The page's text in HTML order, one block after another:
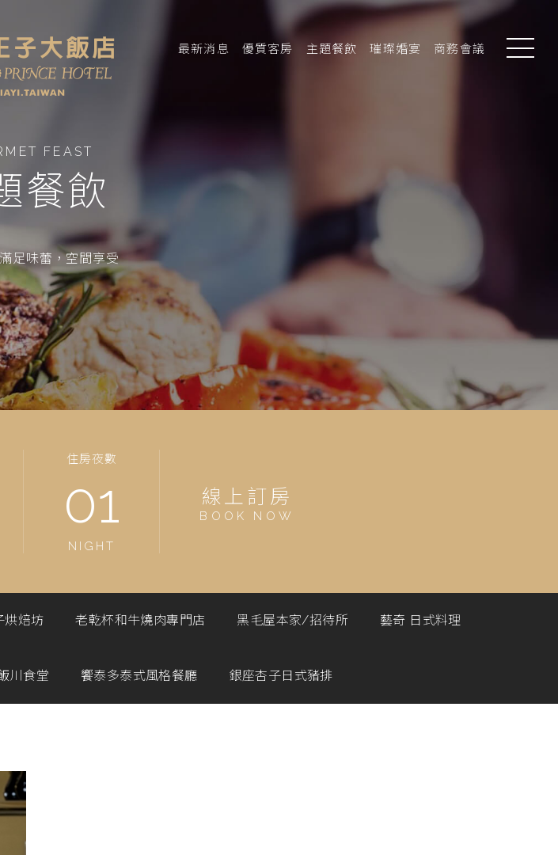
最新消息 優質客房 主題餐飲 璀璨婚宴 商務會議
FEAST
餐飲
足味蕾，空間享受
住房夜數
01
NIGHT
線上訂房
BOOK NOW
烘焙坊 老乾杯和牛燒肉專門店 黑毛屋本家/招待所 藝奇 日式料理
川食堂 饗泰多泰式風格餐廳 銀座杏子日式豬排